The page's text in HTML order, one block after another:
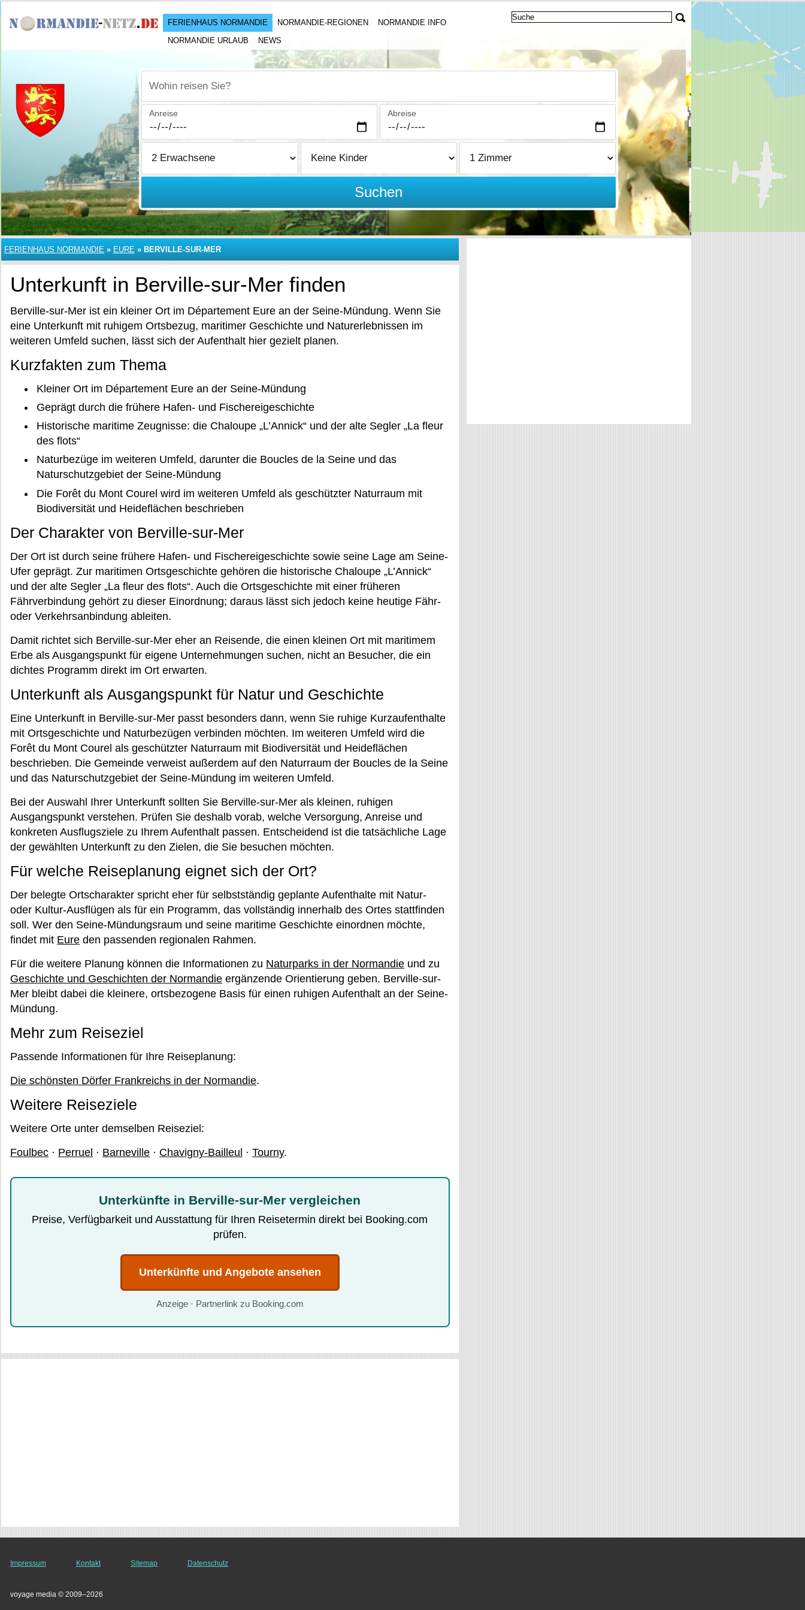
FERIENHAUS NORMANDIE NORMANDIE-REGIONEN
NORMANDIE INFO
NORMANDIE URLAUB
NEWS
Wohin reisen Sie?
Anreise Abreise
Suchen
FERIENHAUS NORMANDIE » EURE » BERVILLE-SUR-MER
Unterkunft in Berville-sur-Mer finden
Berville-sur-Mer ist ein kleiner Ort im Département Eure an der Seine-Mündung. Wenn Sie
eine Unterkunft mit ruhigem Ortsbezug, maritimer Geschichte und Naturerlebnissen im
weiteren Umfeld suchen, lässt sich der Aufenthalt hier gezielt planen.
Kurzfakten zum Thema
Kleiner Ort im Département Eure an der Seine-Mündung
Geprägt durch die frühere Hafen- und Fischereigeschichte
Historische maritime Zeugnisse: die Chaloupe „L’Annick“ und der alte Segler „La fleur
des flots“
Naturbezüge im weiteren Umfeld, darunter die Boucles de la Seine und das
Naturschutzgebiet der Seine-Mündung
Die Forêt du Mont Courel wird im weiteren Umfeld als geschützter Naturraum mit
Biodiversität und Heideflächen beschrieben
Der Charakter von Berville-sur-Mer
Der Ort ist durch seine frühere Hafen- und Fischereigeschichte sowie seine Lage am Seine-
Ufer geprägt. Zur maritimen Ortsgeschichte gehören die historische Chaloupe „L’Annick“
und der alte Segler „La fleur des flots“. Auch die Ortsgeschichte mit einer früheren
Fährverbindung gehört zu dieser Einordnung; daraus lässt sich jedoch keine heutige Fähr-
oder Verkehrsanbindung ableiten.
Damit richtet sich Berville-sur-Mer eher an Reisende, die einen kleinen Ort mit maritimem
Erbe als Ausgangspunkt für eigene Unternehmungen suchen, nicht an Besucher, die ein
dichtes Programm direkt im Ort erwarten.
Unterkunft als Ausgangspunkt für Natur und Geschichte
Eine Unterkunft in Berville-sur-Mer passt besonders dann, wenn Sie ruhige Kurzaufenthalte
mit Ortsgeschichte und Naturbezügen verbinden möchten. Im weiteren Umfeld wird die
Forêt du Mont Courel als geschützter Naturraum mit Biodiversität und Heideflächen
beschrieben. Die Gemeinde verweist außerdem auf den Naturraum der Boucles de la Seine
und das Naturschutzgebiet der Seine-Mündung im weiteren Umfeld.
Bei der Auswahl Ihrer Unterkunft sollten Sie Berville-sur-Mer als kleinen, ruhigen
Ausgangspunkt verstehen. Prüfen Sie deshalb vorab, welche Versorgung, Anreise und
konkreten Ausflugsziele zu Ihrem Aufenthalt passen. Entscheidend ist die tatsächliche Lage
der gewählten Unterkunft zu den Zielen, die Sie besuchen möchten.
Für welche Reiseplanung eignet sich der Ort?
Der belegte Ortscharakter spricht eher für selbstständig geplante Aufenthalte mit Natur-
oder Kultur-Ausflügen als für ein Programm, das vollständig innerhalb des Ortes stattfinden
soll. Wer den Seine-Mündungsraum und seine maritime Geschichte einordnen möchte,
findet mit Eure den passenden regionalen Rahmen.
Für die weitere Planung können die Informationen zu Naturparks in der Normandie und zu
Geschichte und Geschichten der Normandie ergänzende Orientierung geben. Berville-sur-
Mer bleibt dabei die kleinere, ortsbezogene Basis für einen ruhigen Aufenthalt an der Seine-
Mündung.
Mehr zum Reiseziel
Passende Informationen für Ihre Reiseplanung:
Die schönsten Dörfer Frankreichs in der Normandie.
Weitere Reiseziele
Weitere Orte unter demselben Reiseziel:
Foulbec · Perruel · Barneville · Chavigny-Bailleul · Tourny.
Unterkünfte in Berville-sur-Mer vergleichen
Preise, Verfügbarkeit und Ausstattung für Ihren Reisetermin direkt bei Booking.com
prüfen.
Unterkünfte und Angebote ansehen
Anzeige · Partnerlink zu Booking.com
Impressum Kontakt Sitemap Datenschutz
voyage media © 2009–2026